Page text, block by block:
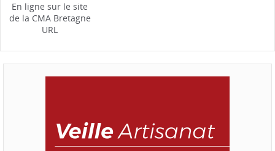
En ligne sur le site
de la CMA Bretagne
URL